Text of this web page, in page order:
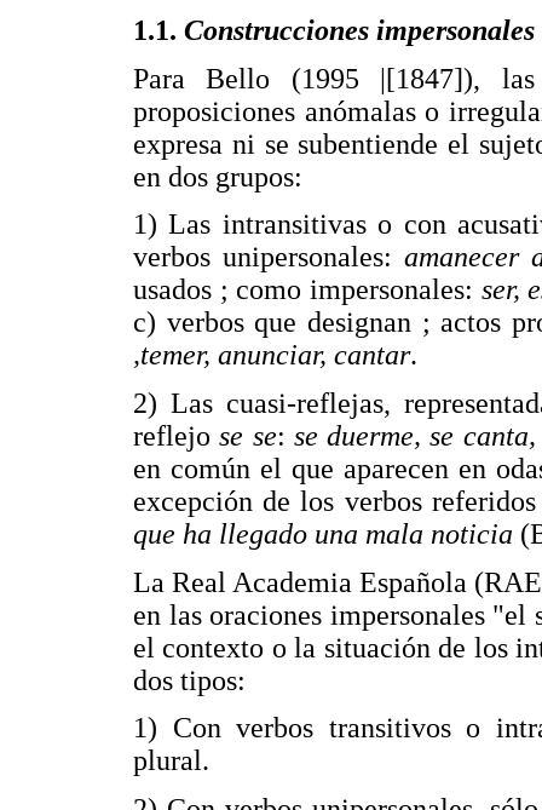
1.1. Construcciones impersonales
Para Bello (1995 |[1847]),
proposiciones anómalas o
expresa ni se subentiende el
en dos grupos:
1) Las intransitivas o con
verbos unipersonales: amanecer
usados ; como impersonales: ser,
c) verbos que designan ; actos
,temer, anunciar, cantar.
2) Las cuasi-reflejas,
reflejose se: se duerme, se
en común el que aparecen en
excepción de los verbos
que ha llegado una mala noticia
La Real Academia Española
en las oraciones impersonales "el
el contexto o la situación de los
dos tipos:
1) Con verbos transitivos o
plural.